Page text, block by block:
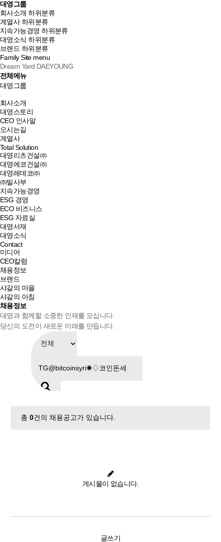
대영그룹
회사소개 하위분류
계열사 하위분류
지속가능경영 하위분류
대영소식 하위분류
브랜드 하위분류
Family Site menu
Dream Yard DAEYOUNG
전체메뉴
대영그룹
회사소개
대영스토리
CEO 인사말
오시는길
계열사
Total Solution
대영리츠건설㈜
대영에코건설㈜
대영레데코㈜
㈜빌사부
지속가능경영
ESG 경영
ECO 비즈니스
ESG 자료실
대영서재
대영소식
Contact
미디어
CEO칼럼
채용정보
브랜드
샤갈의 마을
샤갈의 아침
채용정보
대영과 함께할 소중한 인재를 모십니다.
당신의 도전이 새로운 미래를 만듭니다.
총0건의 채용공고가 있습니다.
게시물이 없습니다.
글쓰기